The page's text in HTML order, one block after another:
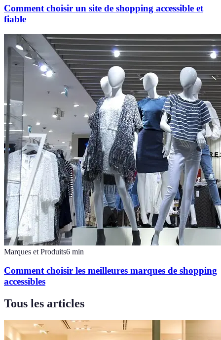
Comment choisir un site de shopping accessible et
fiable
Marques et Produits6 min
Comment choisir les meilleures marques de shopping
accessibles
Tous les articles